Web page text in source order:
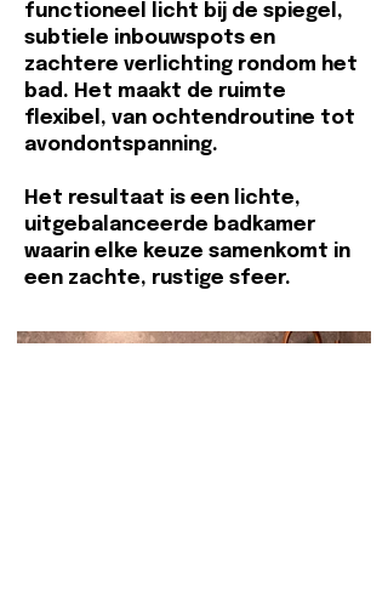
functioneel licht bij de spiegel,
subtiele inbouwspots en
zachtere verlichting rondom het
bad. Het maakt de ruimte
flexibel, van ochtendroutine tot
avondontspanning.
Het resultaat is een lichte,
uitgebalanceerde badkamer
waarin elke keuze samenkomt in
een zachte, rustige sfeer.